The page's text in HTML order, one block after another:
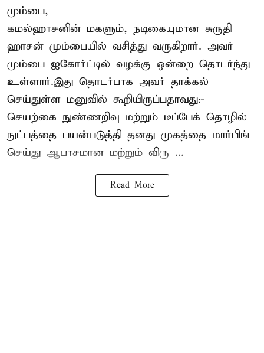
மும்பை,
கமல்ஹாசனின் மகளும், நடிகையுமான சுருதி
ஹாசன் மும்பையில் வசித்து வருகிறார். அவர்
மும்பை ஐகோர்ட்டில் வழக்கு ஒன்றை தொடர்ந்து
உள்ளார்.இது தொடர்பாக அவர் தாக்கல்
செய்துள்ள மனுவில் கூறியிருப்பதாவது:-
செயற்கை நுண்ணறிவு மற்றும் டீப்பேக் தொழில்
நுட்பத்தை பயன்படுத்தி தனது முகத்தை மார்பிங்
செய்து ஆபாசமான மற்றும் விரு ...
Read More